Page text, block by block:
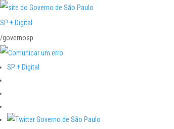
SP + Digital
/governosp
SP + Digital